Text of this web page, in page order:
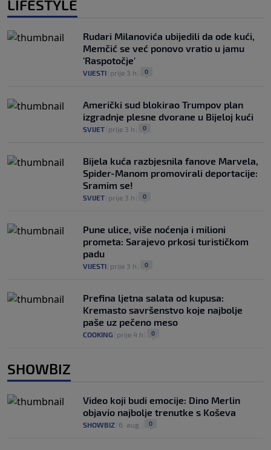
LIFESTYLE
Rudari Milanovića ubijedili da ode kući,
Memčić se već ponovo vratio u jamu
'Raspotočje'
VIJESTI prije 3 h 0
Američki sud blokirao Trumpov plan
izgradnje plesne dvorane u Bijeloj kući
SVIJET prije 3 h 0
Bijela kuća razbjesnila fanove Marvela,
Spider-Manom promovirali deportacije:
Sramim se!
SVIJET prije 3 h 0
Pune ulice, više noćenja i milioni
prometa: Sarajevo prkosi turističkom
padu
VIJESTI prije 3 h 0
Prefina ljetna salata od kupusa:
Kremasto savršenstvo koje najbolje
paše uz pečeno meso
COOKING prije 4 h 0
SHOWBIZ
Video koji budi emocije: Dino Merlin
objavio najbolje trenutke s Koševa
SHOWBIZ 6. aug. 0